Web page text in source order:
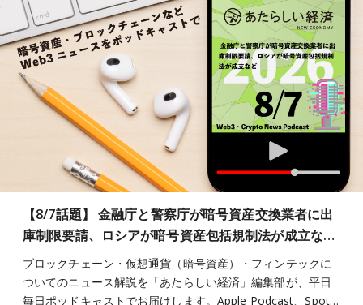
【8/7話題】 金融庁と警察庁が暗号資産交換業者に出
庫制限要請、ロシアが暗号資産包括規制法が成立な…
ブロックチェーン・仮想通貨（暗号資産）・フィンテックに
ついてのニュース解説を「あたらしい経済」編集部が、平日
毎日ポッドキャストでお届けします。Apple Podcast、Spot…